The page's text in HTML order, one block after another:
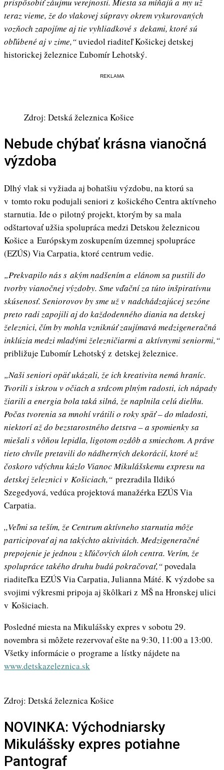
prispôsobiť záujmu verejnosti. Miesta sa míňajú a my už
teraz vieme, že do vlakovej súpravy okrem vykurovaných
vozňoch zapojíme aj tie vyhliadkové s dekami, ktoré sú
obľúbené aj v zime,“uviedol riaditeľ Košickej detskej
historickej železnice Ľubomír Lehotský.
REKLAMA
Zdroj: Detská železnica Košice
Nebude chýbať krásna vianočná
výzdoba
Dlhý vlak si vyžiada aj bohatšiu výzdobu, na ktorú sa
v tomto roku podujali seniori z košického Centra aktívneho
starnutia. Ide o pilotný projekt, ktorým by sa mala
odštartovať užšia spolupráca medzi Detskou železnicou
Košice a Európskym zoskupením územnej spolupráce
(EZÚS) Via Carpatia, ktoré centrum vedie.
„Prekvapilo nás s akým nadšením a elánom sa pustili do
tvorby vianočnej výzdoby. Sme vďační za túto inšpiratívnu
skúsenosť. Seniorovov by sme už v nadchádzajúcej sezóne
preto radi zapojili aj do každodenného diania na detskej
železnici, čím by mohla vzniknúť zaujímavá medzigeneračná
inklúzia medzi mladými železničiarmi a aktívnymi seniormi,“
približuje Ľubomír Lehotský z detskej železnice.
„Naši seniori opäť ukázali, že ich kreativita nemá hraníc.
Tvorili s iskrou v očiach a srdcom plným radosti, ich nápady
žiarili a energia bola taká silná, že naplnila celú dielňu.
Počas tvorenia sa mnohí vrátili o roky späť – do mladosti,
niektorí až do bezstarostného detstva – a spomienky sa
miešali s vôňou lepidla, ligotom ozdôb a smiechom. A práve
tieto chvíle pretavili do nádherných dekorácií, ktoré už
čoskoro vdýchnu kúzlo Vianoc Mikulášskemu expresu na
detskej železnici v Košiciach,“ prezradila Ildikó
Szegedyová, vedúca projektová manažérka EZÚS Via
Carpatia.
,,Veľmi sa teším, že Centrum aktívneho starnutia môže
participovať aj na takýchto aktivitách. Medzigeneračné
prepojenie je jednou z kľúčových úloh centra. Verím, že
spolupráce takého druhu budú pokračovať,“povedala
riaditeľka EZÚS Via Carpatia, Julianna Máté. K výzdobe sa
svojimi výkresmi pripoja aj škôlkari z MŠ na Hronskej ulici
v Košiciach.
Posledné miesta na Mikulášsky expres v sobotu 29.
novembra si môžete rezervovať ešte na 9:30, 11:00 a 13:00.
Všetky informácie o programe a lístky nájdete na
www.detskazeleznica.sk
Zdroj: Detská železnica Košice
NOVINKA: Východniarsky
Mikulášsky expres potiahne
Pantograf